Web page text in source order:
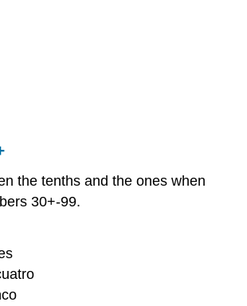
the tenths and the ones when
30+-99.